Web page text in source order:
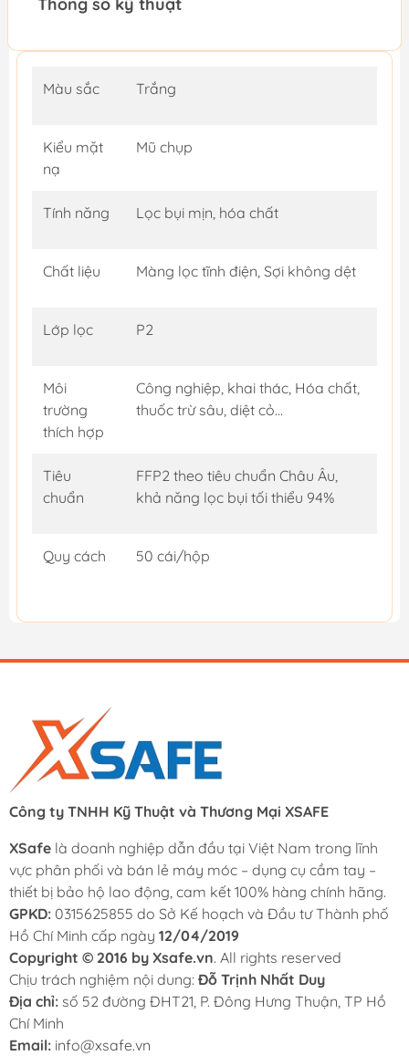
Màu sắc Trắng
Kiểu mặt
nạ
Mũ chụp
Tính năng Lọc bụi mịn, hóa chất
Chất liệu Màng lọc tĩnh điện, Sợi không dệt
Lớp lọc P2
Môi
trường
thích hợp
Công nghiệp, khai thác, Hóa chất,
thuốc trừ sâu, diệt cỏ…
Tiêu
chuẩn
FFP2 theo tiêu chuẩn Châu Âu,
khả năng lọc bụi tối thiểu 94%
Quy cách 50 cái/hộp
Công ty TNHH Kỹ Thuật và Thương Mại XSAFE
XSafe là doanh nghiệp dẫn đầu tại Việt Nam trong lĩnh
vực phân phối và bán lẻ máy móc – dụng cụ cầm tay –
thiết bị bảo hộ lao động, cam kết 100% hàng chính hãng.
GPKD: 0315625855 do Sở Kế hoạch và Đầu tư Thành phố
Hồ Chí Minh cấp ngày 12/04/2019
Copyright © 2016 by Xsafe.vn. All rights reserved
Chịu trách nghiệm nội dung: Đỗ Trịnh Nhất Duy
Địa chỉ: số 52 đường ĐHT21, P. Đông Hưng Thuận, TP Hồ
Chí Minh
Email: info@xsafe.vn